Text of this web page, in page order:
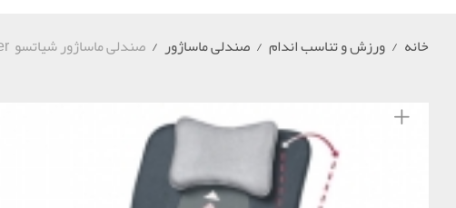
خانه / ورزش و تناسب اندام / صندلی ماساژور / صندلی ماساژور شیاتسو Beurer مدل MG310